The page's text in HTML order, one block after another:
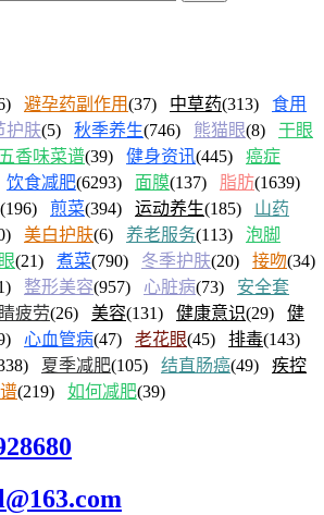
避孕药副作用(37) 中草药(313) 食用
护肤(5) 秋季养生(746) 熊猫眼(8) 干眼
五香味菜谱(39) 健身资讯(445) 癌症
饮食减肥(6293) 面膜(137) 脂肪(1639)
(196) 煎菜(394) 运动养生(185) 山药
美白护肤(6) 养老服务(113) 泡脚
(21) 煮菜(790) 冬季护肤(20) 接吻(34)
整形美容(957) 心脏病(73) 安全套
疲劳(26) 美容(131) 健康意识(29) 健
心血管病(47) 老花眼(45) 排毒(143)
夏季减肥(105) 结直肠癌(49) 疾控
(219) 如何减肥(39)